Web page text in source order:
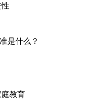
是什么？
庭教育